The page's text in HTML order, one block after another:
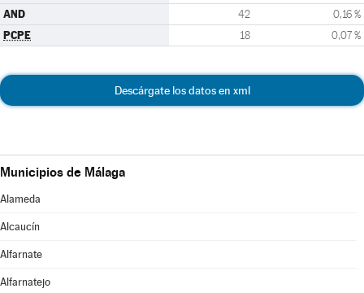
AND 42 0,16 %
PCPE 18 0,07 %
Descárgate los datos en xml
Municipios de Málaga
Alameda
Alcaucín
Alfarnate
Alfarnatejo